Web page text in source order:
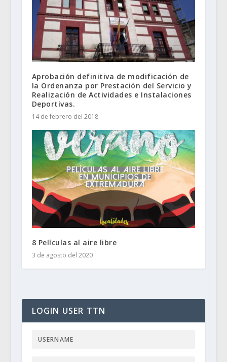
Aprobación definitiva de modificación de
la Ordenanza por Prestación del Servicio y
Realización de Actividades e Instalaciones
Deportivas.
14 de febrero del 2018
8 Películas al aire libre
3 de agosto del 2020
LOGIN USER TTN